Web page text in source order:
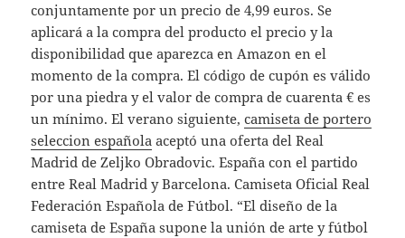
conjuntamente por un precio de 4,99 euros. Se
aplicará a la compra del producto el precio y la
disponibilidad que aparezca en Amazon en el
momento de la compra. El código de cupón es válido
por una piedra y el valor de compra de cuarenta € es
un mínimo. El verano siguiente,camiseta de portero
seleccion española aceptó una oferta del Real
Madrid de Zeljko Obradovic. España con el partido
entre Real Madrid y Barcelona. Camiseta Oficial Real
Federación Española de Fútbol. “El diseño de la
camiseta de España supone la unión de arte y fútbol